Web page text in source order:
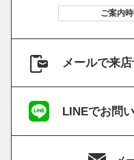
ご案内
メールで来
LINEでお問